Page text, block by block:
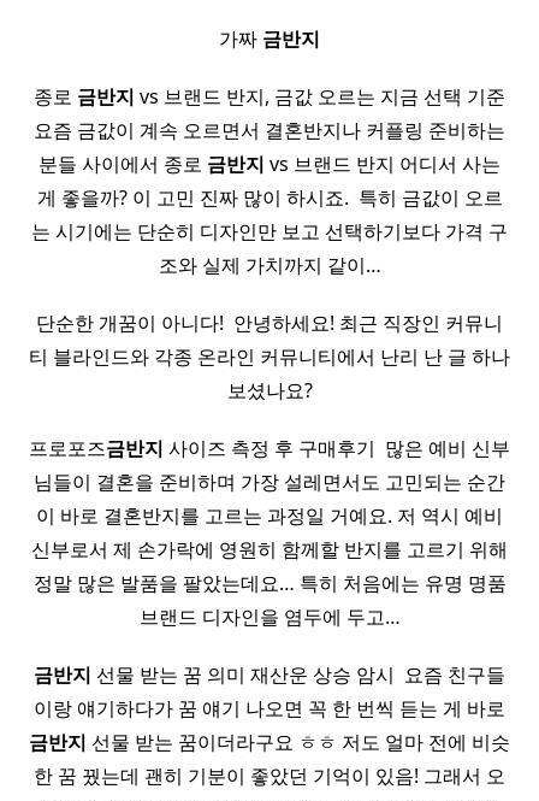
가짜 금반지
​ 종로 금반지 vs 브랜드 반지, 금값 오르는 지금 선택 기준 ​
요즘 금값이 계속 오르면서 결혼반지나 커플링 준비하는
분들 사이에서 종로 금반지 vs 브랜드 반지 어디서 사는
게 좋을까? 이 고민 진짜 많이 하시죠. ​ 특히 금값이 오르
는 시기에는 단순히 디자인만 보고 선택하기보다 가격 구
조와 실제 가치까지 같이…
단순한 개꿈이 아니다! ​ 안녕하세요! 최근 직장인 커뮤니
티 블라인드와 각종 온라인 커뮤니티에서 난리 난 글 하나
보셨나요?
프로포즈금반지 사이즈 측정 후 구매후기 ​ 많은 예비 신부
님들이 결혼을 준비하며 가장 설레면서도 고민되는 순간
이 바로 결혼반지를 고르는 과정일 거예요. 저 역시 예비
신부로서 제 손가락에 영원히 함께할 반지를 고르기 위해
정말 많은 발품을 팔았는데요… 특히 처음에는 유명 명품
브랜드 디자인을 염두에 두고…
금반지 선물 받는 꿈 의미 재산운 상승 암시 ​ 요즘 친구들
이랑 얘기하다가 꿈 얘기 나오면 꼭 한 번씩 듣는 게 바로
금반지 선물 받는 꿈이더라구요 ㅎㅎ 저도 얼마 전에 비슷
한 꿈 꿨는데 괜히 기분이 좋았던 기억이 있음! 그래서 오